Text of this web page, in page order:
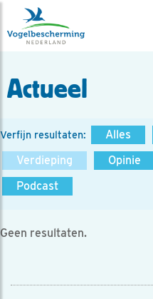
Actueel
Verfijn resultaten: Alles
Verdieping
Opinie
Podcast
Geen resultaten.